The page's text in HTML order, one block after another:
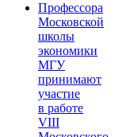
Профессора
Московской
школы
экономики
МГУ
принимают
участие
в работе
VIII